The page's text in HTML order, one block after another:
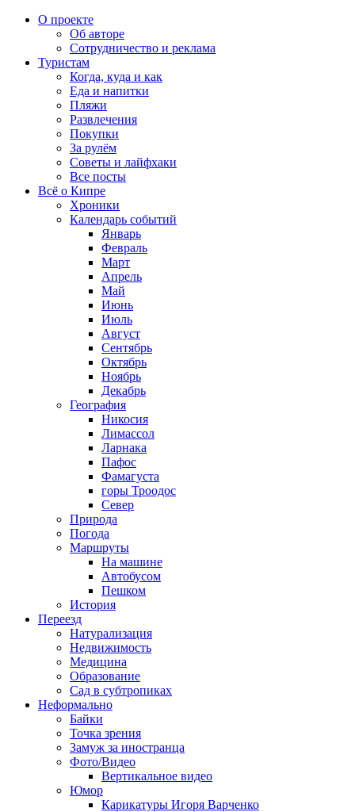
О проекте
Об авторе
Сотрудничество и реклама
Туристам
Когда, куда и как
Еда и напитки
Пляжи
Развлечения
Покупки
За рулём
Советы и лайфхаки
Все посты
Всё о Кипре
Хроники
Календарь событий
Январь
Февраль
Март
Апрель
Май
Июнь
Июль
Август
Сентябрь
Октябрь
Ноябрь
Декабрь
География
Никосия
Лимассол
Ларнака
Пафос
Фамагуста
горы Троодос
Север
Природа
Погода
Маршруты
На машине
Автобусом
Пешком
История
Переезд
Натурализация
Недвижимость
Медицина
Образование
Сад в субтропиках
Неформально
Байки
Точка зрения
Замуж за иностранца
Фото/Видео
Вертикальное видео
Юмор
Карикатуры Игоря Варченко